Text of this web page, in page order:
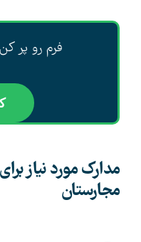
فرم رو پر
مدارک مورد نیاز
مجارستان